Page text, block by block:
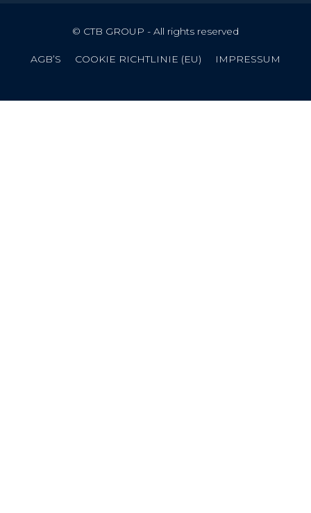
© CTB GROUP - All rights reserved
AGB’S COOKIE RICHTLINIE (EU) IMPRESSUM